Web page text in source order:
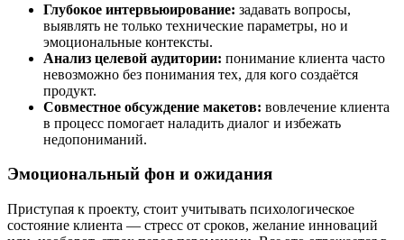
Глубокое интервьюирование: задавать вопросы,
выявлять не только технические параметры, но и
эмоциональные контексты.
Анализ целевой аудитории: понимание клиента часто
невозможно без понимания тех, для кого создаётся
продукт.
Совместное обсуждение макетов: вовлечение клиента
в процесс помогает наладить диалог и избежать
недопониманий.
Эмоциональный фон и ожидания
Приступая к проекту, стоит учитывать психологическое
состояние клиента — стресс от сроков, желание инноваций